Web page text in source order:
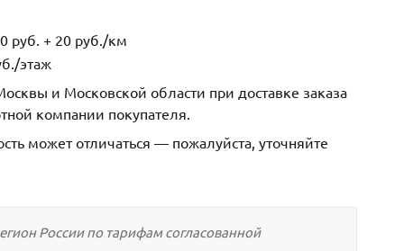
руб. + 20 руб./км
этаж
и Московской области при доставке заказа
компании покупателя.
может отличаться — пожалуйста, уточняйте
России по тарифам согласованной